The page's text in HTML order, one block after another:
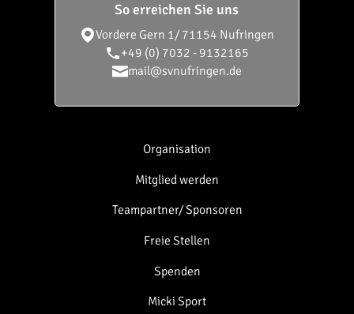
Organisation
Mitglied werden
Teampartner/ Sponsoren
Freie Stellen
Spenden
Micki Sport
So erreichen Sie uns
Vordere Gern 1/ 71154 Nufringen
+49 (0) 7032 - 9132165
mail@svnufringen.de